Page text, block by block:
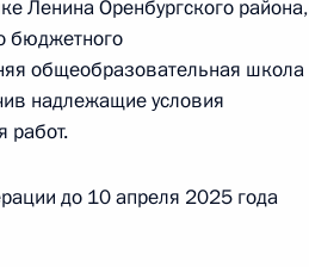
Президента
в Приёмной Президента
Ленина Оренбургского района,
бюджетного
общеобразовательная школа
надлежащие условия
работ.
до 10 апреля 2025 года